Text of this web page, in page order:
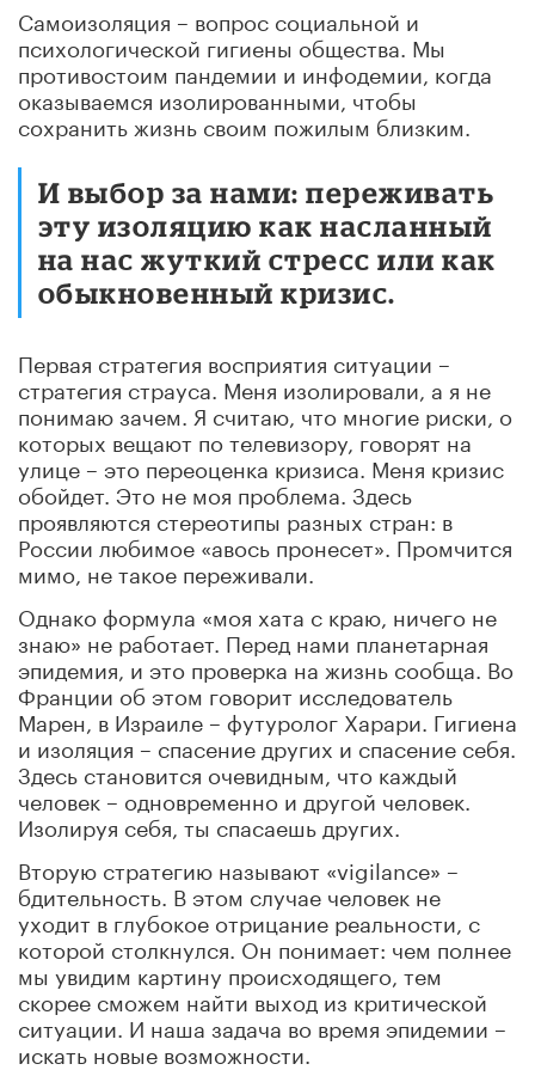
Самоизоляция – вопрос социальной и
психологической гигиены общества. Мы
противостоим пандемии и инфодемии, когда
оказываемся изолированными, чтобы
сохранить жизнь своим пожилым близким.
И выбор за нами: переживать
эту изоляцию как насланный
на нас жуткий стресс или как
обыкновенный кризис.
Первая стратегия восприятия ситуации –
стратегия страуса. Меня изолировали, а я не
понимаю зачем. Я считаю, что многие риски, о
которых вещают по телевизору, говорят на
улице – это переоценка кризиса. Меня кризис
обойдет. Это не моя проблема. Здесь
проявляются стереотипы разных стран: в
России любимое «авось пронесет». Промчится
мимо, не такое переживали.
Однако формула «моя хата с краю, ничего не
знаю» не работает. Перед нами планетарная
эпидемия, и это проверка на жизнь сообща. Во
Франции об этом говорит исследователь
Марен, в Израиле – футуролог Харари. Гигиена
и изоляция – спасение других и спасение себя.
Здесь становится очевидным, что каждый
человек – одновременно и другой человек.
Изолируя себя, ты спасаешь других.
Вторую стратегию называют «vigilance» –
бдительность. В этом случае человек не
уходит в глубокое отрицание реальности, с
которой столкнулся. Он понимает: чем полнее
мы увидим картину происходящего, тем
скорее сможем найти выход из критической
ситуации. И наша задача во время эпидемии –
искать новые возможности.